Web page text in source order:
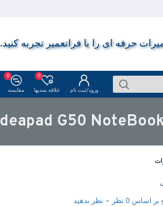
حرفه ای را با فراتعمیر تجربه کنید.
ورود/ثبت نام علاقه مندیها
0
مقایسه
0
بر اساس 0 نظر - نظر بدهید